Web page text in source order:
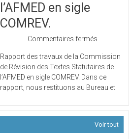
l’AFMED en sigle
COMREV.
Commentaires fermés
des
travaux
de
la
de
Révision
Rapport des travaux de la Commission
de Révision des Textes Statutaires de
l’AFMED en sigle COMREV. Dans ce
rapport, nous restituons au Bureau et
Voir tout